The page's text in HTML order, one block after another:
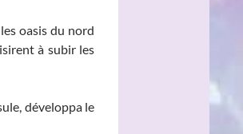
oasis du nord
à subir les
développa le